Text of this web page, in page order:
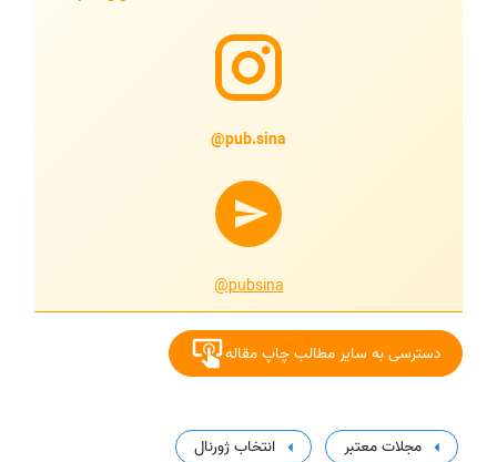
@pub.sina
@pubsina
دسترسی به سایر مطالب چاپ مقاله
مجلات معتبر انتخاب ژورنال